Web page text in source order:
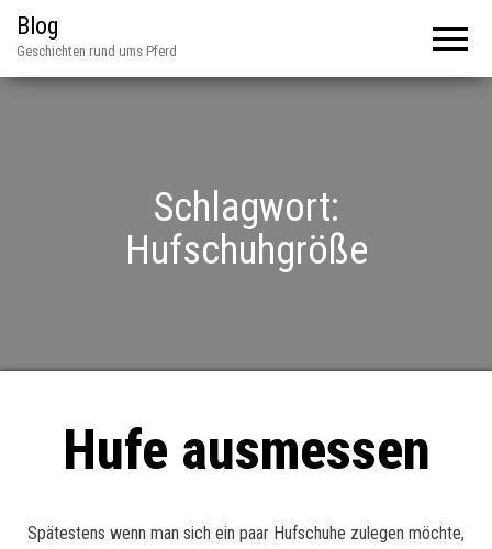
Blog
Geschichten rund ums Pferd
Schlagwort:
Hufschuhgröße
Hufe ausmessen
Spätestens wenn man sich ein paar Hufschuhe zulegen möchte,